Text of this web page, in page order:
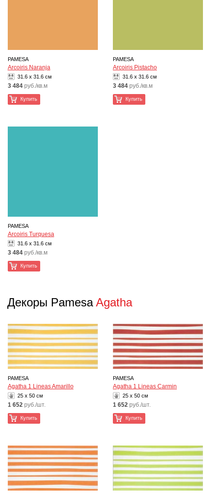
PAMESA
Arcoiris Naranja
31.6 x 31.6 см
3 484 руб./кв.м
Купить
PAMESA
Arcoiris Pistacho
31.6 x 31.6 см
3 484 руб./кв.м
Купить
PAMESA
Arcoiris Turquesa
31.6 x 31.6 см
3 484 руб./кв.м
Купить
Декоры PamesaAgatha
PAMESA
Agatha 1 Lineas Amarillo
25 x 50 см
1 652 руб./шт.
Купить
PAMESA
Agatha 1 Lineas Carmin
25 x 50 см
1 652 руб./шт.
Купить